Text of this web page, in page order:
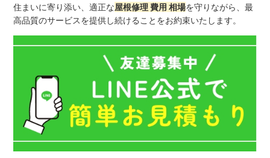
住まいに寄り添い、適正な屋根修理 費用 相場を守りながら、最
高品質のサービスを提供し続けることをお約束いたします。